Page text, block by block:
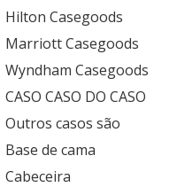
Hilton Casegoods
Marriott Casegoods
Wyndham Casegoods
CASO CASO DO CASO
Outros casos são
Base de cama
Cabeceira